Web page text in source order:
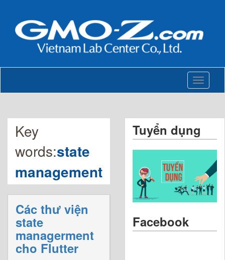
Toggle
Key
words:state
management
Các thư viện
state
managerment
cho Flutter
Tuyển dụng
Facebook